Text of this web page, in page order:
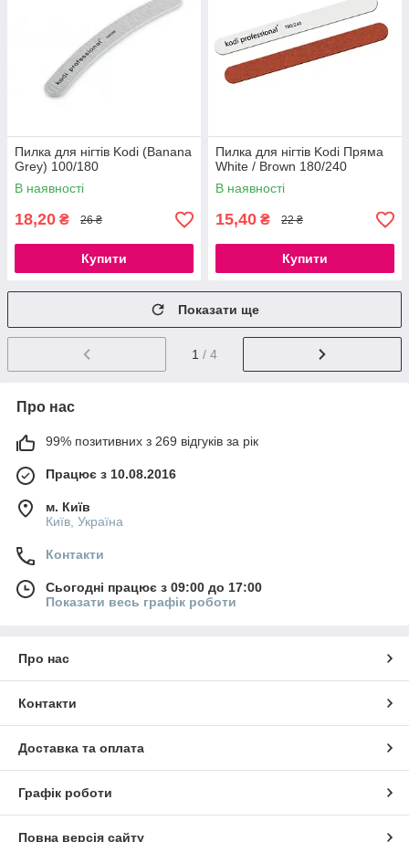
Пилка для нігтів Kodi (Banana
Grey) 100/180
В наявності
18,20 ₴ 26 ₴
Купити
Пилка для нігтів Kodi Пряма
White / Brown 180/240
В наявності
15,40 ₴ 22 ₴
Купити
Показати ще
1 / 4
Про нас
99% позитивних з 269 відгуків за рік
Працює з 10.08.2016
м. Київ
Київ, Україна
Контакти
Сьогодні працює з 09:00 до 17:00
Показати весь графік роботи
Про нас
Контакти
Доставка та оплата
Графік роботи
Повна версія сайту